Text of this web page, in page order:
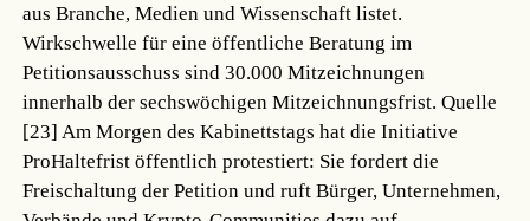
aus Branche, Medien und Wissenschaft listet.
Wirkschwelle für eine öffentliche Beratung im
Petitionsausschuss sind 30.000 Mitzeichnungen
innerhalb der sechswöchigen Mitzeichnungsfrist.Quelle
[23] Am Morgen des Kabinettstags hat die Initiative
ProHaltefrist öffentlich protestiert: Sie fordert die
Freischaltung der Petition und ruft Bürger, Unternehmen,